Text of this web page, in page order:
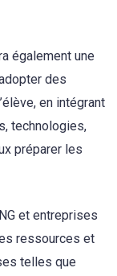
également une
des
en intégrant
technologies,
préparer les
et entreprises
ressources et
telles que